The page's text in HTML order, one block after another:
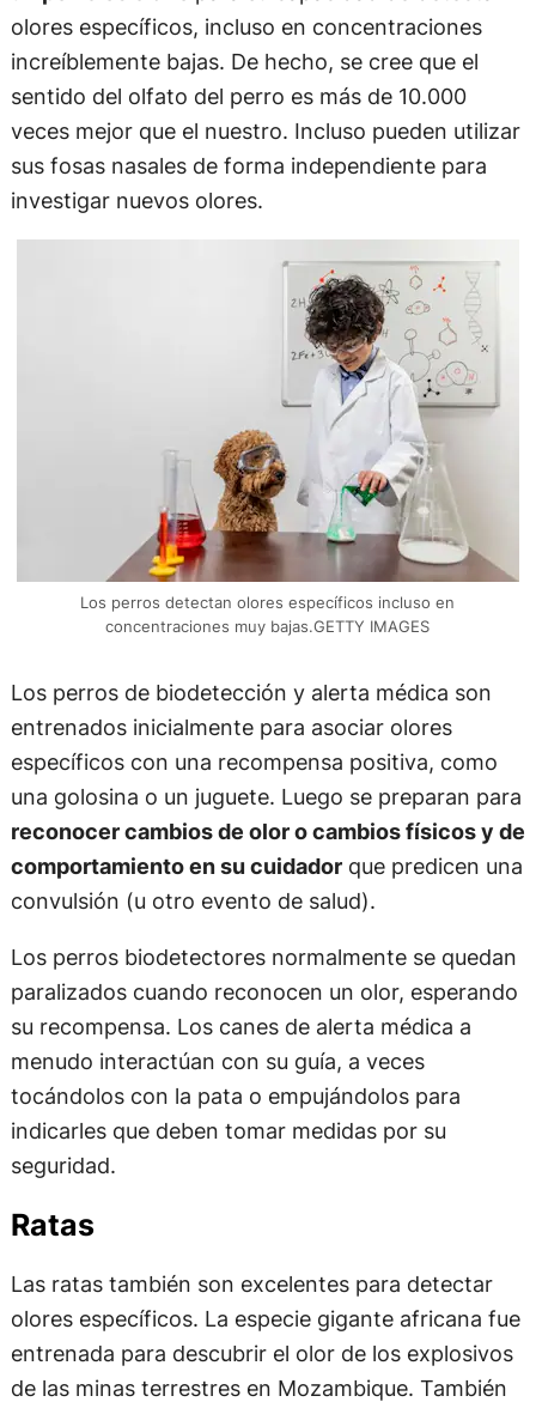
olores específicos, incluso en concentraciones
increíblemente bajas. De hecho, se cree que el
sentido del olfato del perro es más de 10.000
veces mejor que el nuestro. Incluso pueden utilizar
sus fosas nasales de forma independiente para
investigar nuevos olores.
Los perros detectan olores específicos incluso en
concentraciones muy bajas.GETTY IMAGES
Los perros de biodetección y alerta médica son
entrenados inicialmente para asociar olores
específicos con una recompensa positiva, como
una golosina o un juguete. Luego se preparan para
reconocer cambios de olor o cambios físicos y de
comportamiento en su cuidadorque predicen una
convulsión (u otro evento de salud).
Los perros biodetectores normalmente se quedan
paralizados cuando reconocen un olor, esperando
su recompensa. Los canes de alerta médica a
menudo interactúan con su guía, a veces
tocándolos con la pata o empujándolos para
indicarles que deben tomar medidas por su
seguridad.
Ratas
Las ratas también son excelentes para detectar
olores específicos. La especie gigante africana fue
entrenada para descubrir el olor de los explosivos
de las minas terrestres en Mozambique. También